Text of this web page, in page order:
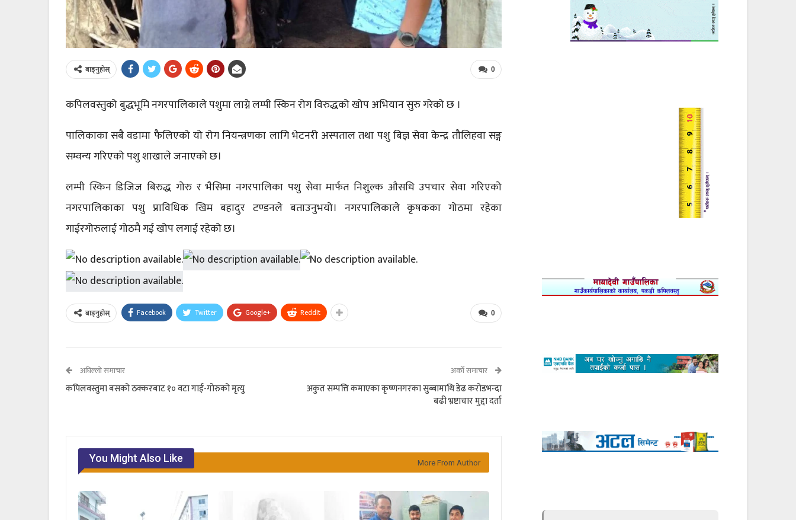
0
बाड्नुहोस्
कपिलवस्तुको बुद्धभूमि नगरपालिकाले पशुमा लाग्ने लम्पी स्किन रोग विरुद्धको खोप अभियान सुरु गरेको छ ।
पालिकाका सबै वडामा फैलिएको यो रोग नियन्त्रणका लागि भेटनरी अस्पताल तथा पशु बिज्ञ सेवा केन्द्र तौलिहवा सङ्ग
सम्वन्य गरिएको पशु शाखाले जनाएको छ।
लम्पी स्किन डिजिज बिरुद्ध गोरु र भैसिमा नगरपालिका पशु सेवा मार्फत निशुल्क औसधि उपचार सेवा गरिएको
नगरपालिकाका पशु प्राविधिक खिम बहादुर टण्डनले बताउनुभयो। नगरपालिकाले कृषकका गोठमा रहेका
गाईरगोरुलाई गोठमै गई खोप लगाई रहेको छ।
0
बाड्नुहोस् Facebook Twitter Google+ ReddIt
अघिल्लो समाचार
कपिलवस्तुमा बसको ठक्करबाट १० वटा गाई-गोरुको मृत्यु
अर्को समाचार
अकुत सम्पत्ति कमाएका कृष्णनगरका सुब्बामाथि डेढ करोडभन्दा
बढी भ्रष्टाचार मुद्दा दर्ता
You Might Also Like More From Author